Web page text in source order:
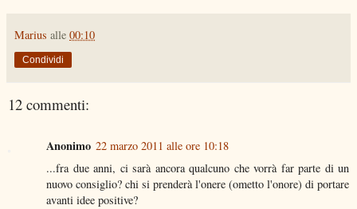
Marius alle 00:10
Condividi
12 commenti:
Anonimo 22 marzo 2011 alle ore 10:18
...fra due anni, ci sarà ancora qualcuno che vorrà far parte di un
nuovo consiglio? chi si prenderà l'onere (ometto l'onore) di portare
avanti idee positive?